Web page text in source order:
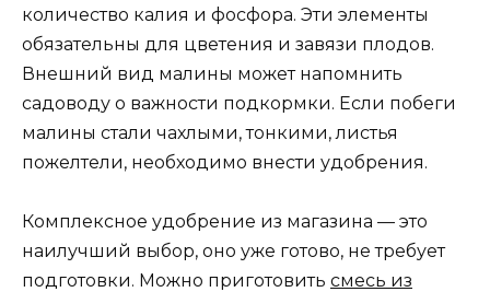
количество калия и фосфора. Эти элементы
обязательны для цветения и завязи плодов.
Внешний вид малины может напомнить
садоводу о важности подкормки. Если побеги
малины стали чахлыми, тонкими, листья
пожелтели, необходимо внести удобрения.
Комплексное удобрение из магазина — это
наилучший выбор, оно уже готово, не требует
подготовки. Можно приготовить смесь из